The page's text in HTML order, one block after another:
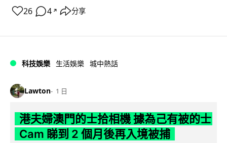
26 4 ↗ 分享
科技娛樂 生活娛樂 城中熱話
Lawton 1 日
港夫婦澳門的士拾相機 據為己有被的士
Cam 睇到 2 個月後再入境被捕